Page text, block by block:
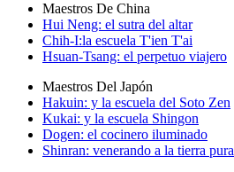
Maestros De China
Hui Neng: el sutra del altar
Chih-I:la escuela T'ien T'ai
Hsuan-Tsang: el perpetuo viajero
Maestros Del Japón
Hakuin: y la escuela del Soto Zen
Kukai: y la escuela Shingon
Dogen: el cocinero iluminado
Shinran: venerando a la tierra pura